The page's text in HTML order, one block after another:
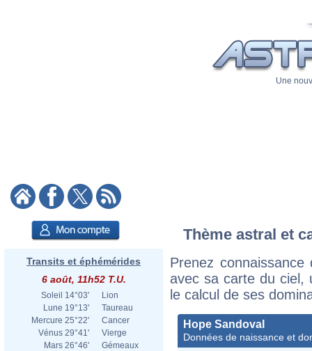
Une
Transits et éphémérides
6 août, 11h52 T.U.
Soleil 14°03'
Lion
Lune 19°13'
Taureau
Mercure 25°22'
Cancer
Vénus 29°41'
Vierge
Mars 26°46'
Gémeaux
Thème astral et
Prenez
avec sa carte du ciel,
le calcul de ses
Hope Sandoval
Données de naissance et